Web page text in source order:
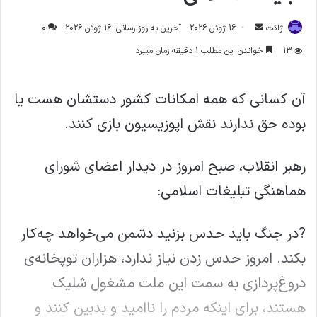
ژاکت
ارسال
ایمیل
16 ژوئن 2026 آخرین به روز رسانی: 16 ژوئن 2026
0
13
خواندن این مطلب 1 دقیقه زمان میبرد
آن کسانی که همه امکانات کشور دستشان هست یا
بوده حق ندارند نقش اپوزیسیون بازی کنند.
رهبر انقلاب، صبح امروز در دیدار اعضای شورای
هماهنگی تبلیغات اسلامی:
?در جنگ باید حدس بزنید دشمن می‌خواهد چه‌کار
بکند. امروز حدس زدن نیاز ندارد، هزاران توپخانه‌ی
دروغ‌پردازی به سمت این ملت مشغول شلیک
هستند، برای اینکه مردم را ناامید و بدبین کنند و